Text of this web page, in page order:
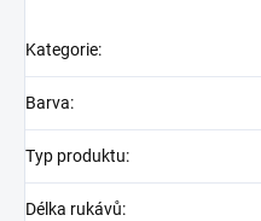
Kategorie:
Barva:
Typ produktu:
Délka rukávů: